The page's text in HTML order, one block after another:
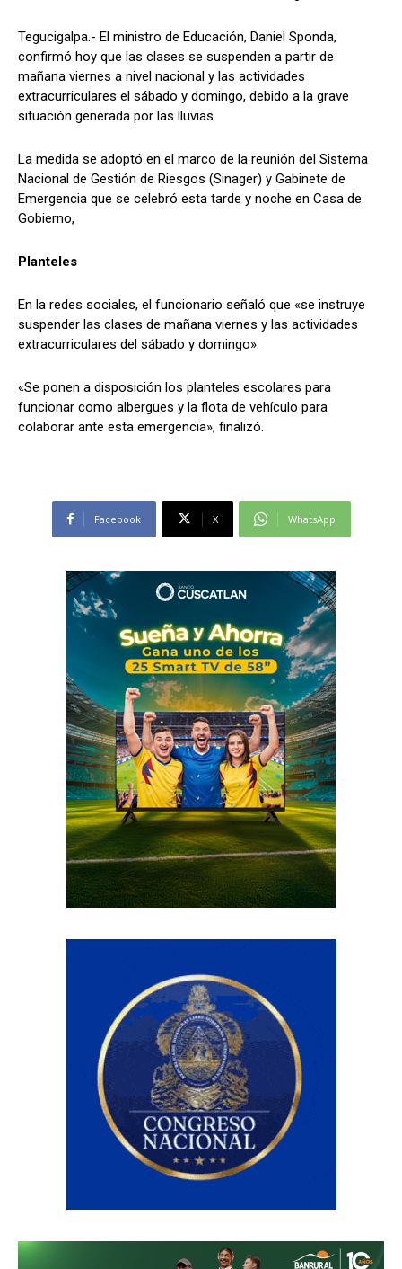
Comparta
Facebook X WhatsApp
Comparta
Facebook X WhatsApp
Tegucigalpa.- El ministro de Educación, Daniel Sponda,
confirmó hoy que las clases se suspenden a partir de
mañana viernes a nivel nacional y las actividades
extracurriculares el sábado y domingo, debido a la grave
situación generada por las lluvias.
La medida se adoptó en el marco de la reunión del Sistema
Nacional de Gestión de Riesgos (Sinager) y Gabinete de
Emergencia que se celebró esta tarde y noche en Casa de
Gobierno,
Planteles
En la redes sociales, el funcionario señaló que «se instruye
suspender las clases de mañana viernes y las actividades
extracurriculares del sábado y domingo».
«Se ponen a disposición los planteles escolares para
funcionar como albergues y la flota de vehículo para
colaborar ante esta emergencia», finalizó.
Facebook X WhatsApp